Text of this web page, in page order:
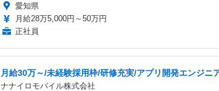
愛知県
月給28万5,000円～50万円
正社員
月給30万～/未経験採用枠/研修充実/アプリ開発エンジニ
ナナイロモバイル株式会社